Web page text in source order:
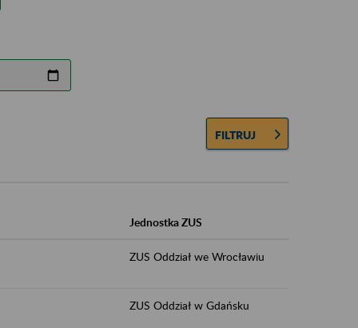
FILTRUJ
Jednostka ZUS
ZUS Oddział we Wrocławiu
ZUS Oddział w Gdańsku